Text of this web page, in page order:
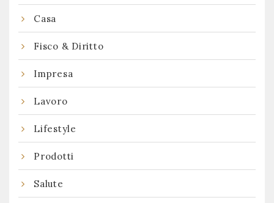
Casa
Fisco & Diritto
Impresa
Lavoro
Lifestyle
Prodotti
Salute